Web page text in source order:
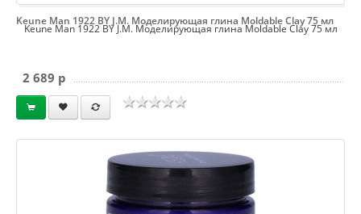
Keune Man 1922 BY J.M. Моделирующая глина Moldable Clay 75 мл
Keune Man 1922 BY J.M. Моделирующая глина Moldable Clay 75 мл
2 689 p